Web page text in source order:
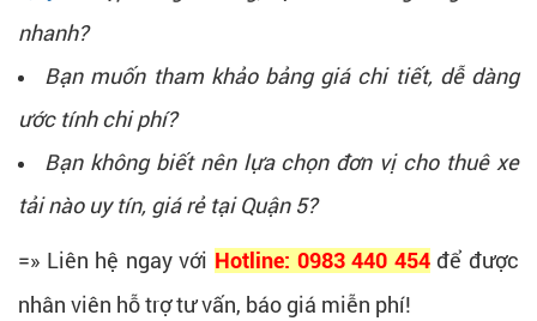
nhanh?
Bạn muốn tham khảo bảng giá chi tiết, dễ dàng
ước tính chi phí?
Bạn không biết nên lựa chọn đơn vị cho thuê xe
tải nào uy tín, giá rẻ tại Quận 5?
=» Liên hệ ngay với Hotline: 0983 440 454để được
nhân viên hỗ trợ tư vấn, báo giá miễn phí!